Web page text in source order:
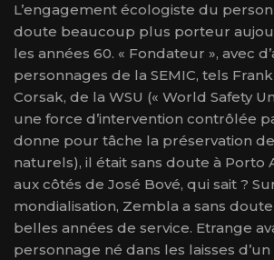
L’engagement écologiste du
doute beaucoup plus porteur
les années 60. « Fondateur », avec
personnages de la SEMIC, tels
Corsak, de la WSU (« World Safety
une force d’intervention contrôlée
donne pour tâche la préservation
naturels), il était sans doute à Porto
aux côtés de José Bové, qui sait ?
mondialisation, Zembla a sans
belles années de service. Etrange
personnage né dans les laisses